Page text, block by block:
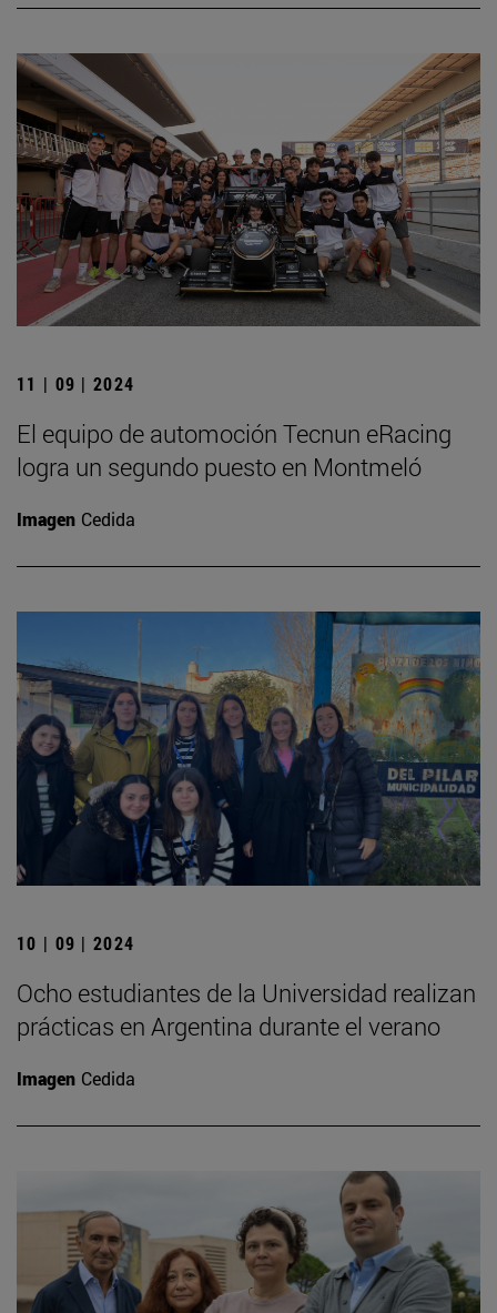
11 | 09 | 2024
El equipo de automoción Tecnun eRacing
logra un segundo puesto en Montmeló
Imagen Cedida
10 | 09 | 2024
Ocho estudiantes de la Universidad realizan
prácticas en Argentina durante el verano
Imagen Cedida